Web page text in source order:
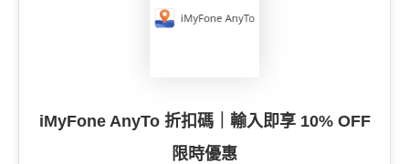
iMyFone AnyTo 折扣碼｜輸入即享 10% OFF
限時優惠